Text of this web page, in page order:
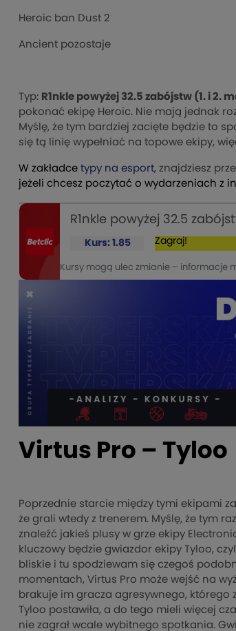
Heroic ban Dust 2
Ancient pozostaje
Typ: R1nkle powyżej 32.5 zabójstw (1. i 2.
pokonać ekipę Heroic. Nie mają jednak
Myślę, że tym bardziej zacięte będzie to
się tą linię wypełniać na topowe ekipy,
W zakładce typy na esport, znajdziesz
jeżeli chcesz poczytać o wydarzeniach z
R1nkle powyżej 32.5
Kurs: 1.85 Zagraj!
Kursy mogą ulec zmianie – informacje
Virtus Pro – Tyloo
Poprzednie starcie między tymi ekipami
że grali wtedy z trenerem. Myślę, że tym
znaleźć jakieś plusy w grze ekipy
kluczowy będzie gwiazdor ekipy Tyloo,
bliskie i tu spodziewam się czegoś
momentach, Virtus Pro może wejść na
brakuje im gracza agresywnego, którego
Tyloo postawiła, a do tego mieli więcej
nie zagrał wcale wybitnego spotkania.